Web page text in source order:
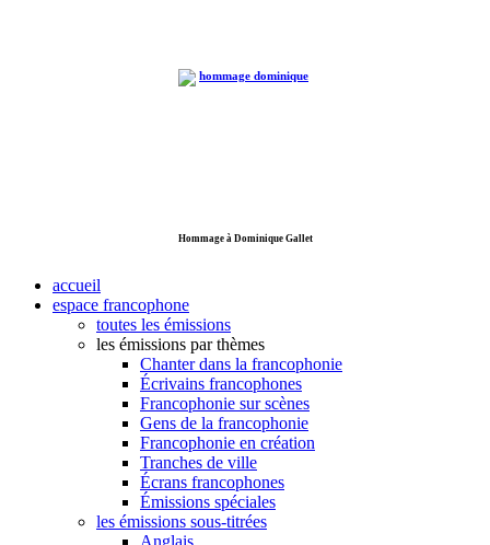
Hommage à Dominique Gallet
accueil
espace francophone
toutes les émissions
les émissions par thèmes
Chanter dans la francophonie
Écrivains francophones
Francophonie sur scènes
Gens de la francophonie
Francophonie en création
Tranches de ville
Écrans francophones
Émissions spéciales
les émissions sous-titrées
Anglais